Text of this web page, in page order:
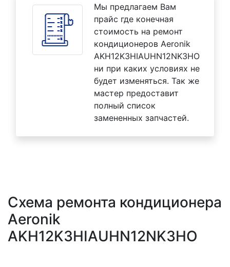
Мы предлагаем Вам
прайс где конечная
стоимость на ремонт
кондиционеров Aeronik
AKH12K3HIAUHN12NK3HO
ни при каких условиях не
будет изменяться. Так же
мастер предоставит
полный список
замененных запчастей.
Схема ремонта кондиционера
Aeronik
AKH12K3HIAUHN12NK3HO